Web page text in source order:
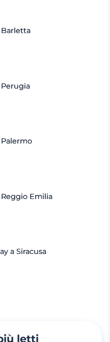
Emilia
a Siracusa
letti